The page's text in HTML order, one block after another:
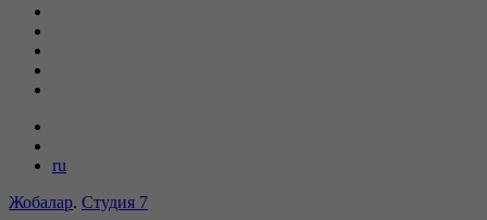
ru
Жобалар. Студия 7